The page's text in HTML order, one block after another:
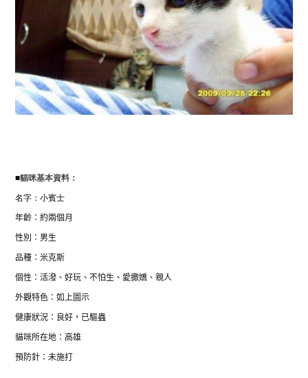
■貓咪基本資料：
名字：小賓士
年齡：約兩個月
性別：男生
品種：米克斯
個性：活潑、好玩、不怕生、愛撒嬌、親人
外觀特色：如上圖示
健康狀況：良好，已驅蟲
貓咪所在地：高雄
預防針：未施打